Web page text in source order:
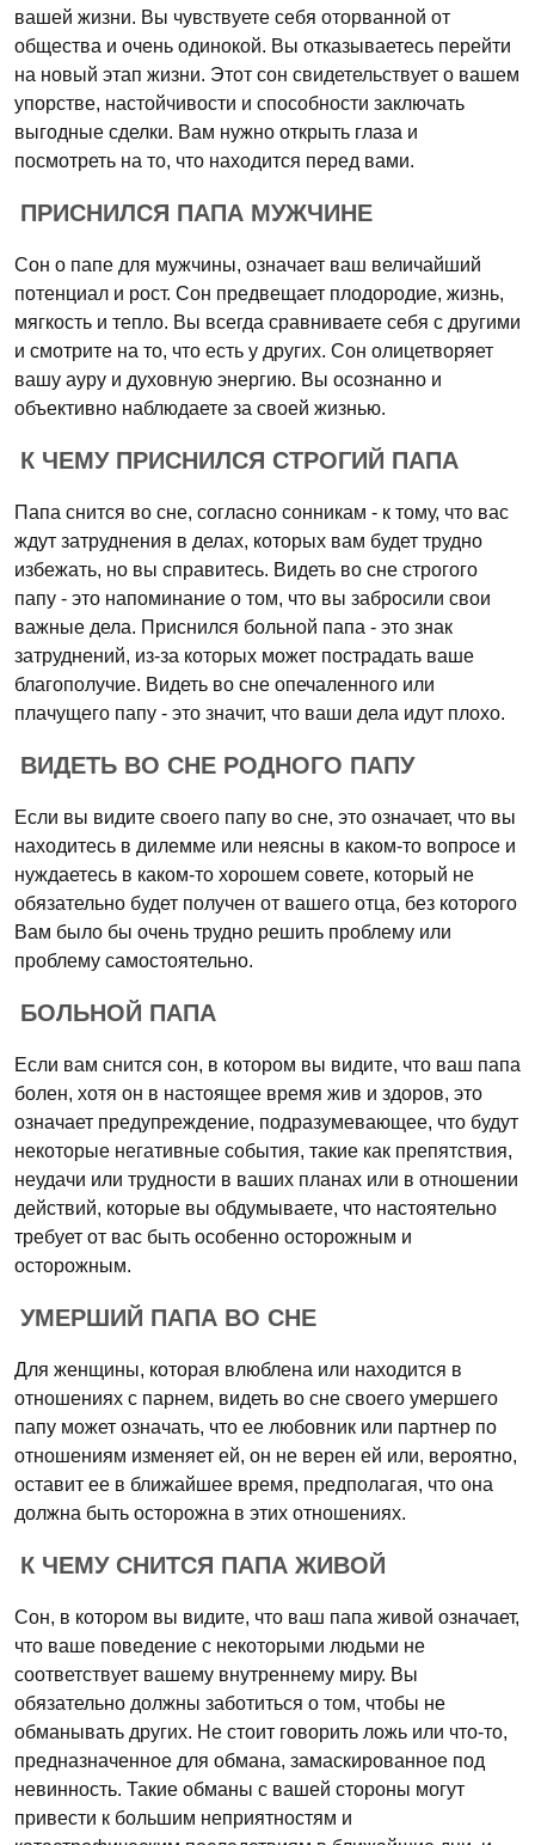
вашей жизни. Вы чувствуете себя оторванной от
общества и очень одинокой. Вы отказываетесь перейти
на новый этап жизни. Этот сон свидетельствует о вашем
упорстве, настойчивости и способности заключать
выгодные сделки. Вам нужно открыть глаза и
посмотреть на то, что находится перед вами.
ПРИСНИЛСЯ ПАПА МУЖЧИНЕ
Сон о папе для мужчины, означает ваш величайший
потенциал и рост. Сон предвещает плодородие, жизнь,
мягкость и тепло. Вы всегда сравниваете себя с другими
и смотрите на то, что есть у других. Сон олицетворяет
вашу ауру и духовную энергию. Вы осознанно и
объективно наблюдаете за своей жизнью.
К ЧЕМУ ПРИСНИЛСЯ СТРОГИЙ ПАПА
Папа снится во сне, согласно сонникам - к тому, что вас
ждут затруднения в делах, которых вам будет трудно
избежать, но вы справитесь. Видеть во сне строгого
папу - это напоминание о том, что вы забросили свои
важные дела. Приснился больной папа - это знак
затруднений, из-за которых может пострадать ваше
благополучие. Видеть во сне опечаленного или
плачущего папу - это значит, что ваши дела идут плохо.
ВИДЕТЬ ВО СНЕ РОДНОГО ПАПУ
Если вы видите своего папу во сне, это означает, что вы
находитесь в дилемме или неясны в каком-то вопросе и
нуждаетесь в каком-то хорошем совете, который не
обязательно будет получен от вашего отца, без которого
Вам было бы очень трудно решить проблему или
проблему самостоятельно.
БОЛЬНОЙ ПАПА
Если вам снится сон, в котором вы видите, что ваш папа
болен, хотя он в настоящее время жив и здоров, это
означает предупреждение, подразумевающее, что будут
некоторые негативные события, такие как препятствия,
неудачи или трудности в ваших планах или в отношении
действий, которые вы обдумываете, что настоятельно
требует от вас быть особенно осторожным и
осторожным.
УМЕРШИЙ ПАПА ВО СНЕ
Для женщины, которая влюблена или находится в
отношениях с парнем, видеть во сне своего умершего
папу может означать, что ее любовник или партнер по
отношениям изменяет ей, он не верен ей или, вероятно,
оставит ее в ближайшее время, предполагая, что она
должна быть осторожна в этих отношениях.
К ЧЕМУ СНИТСЯ ПАПА ЖИВОЙ
Сон, в котором вы видите, что ваш папа живой означает,
что ваше поведение с некоторыми людьми не
соответствует вашему внутреннему миру. Вы
обязательно должны заботиться о том, чтобы не
обманывать других. Не стоит говорить ложь или что-то,
предназначенное для обмана, замаскированное под
невинность. Такие обманы с вашей стороны могут
привести к большим неприятностям и